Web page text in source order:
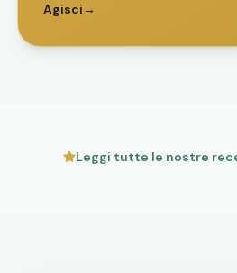
Agisci→
Leggi tutte le nostre